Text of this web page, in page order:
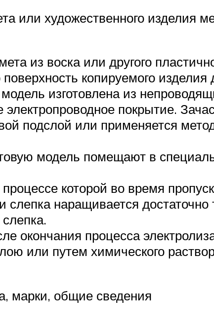
или художественного изделия
из воска или другого
копируемого
изготовлена из
покрытие.
подслой или применяется
модель помещают в
которой во время
слепка наращивается
окончания процесса
или путем химического
марки, общие сведения